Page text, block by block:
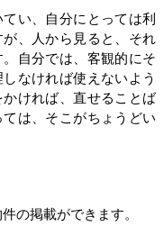
い、自分にとっては利
、人から見ると、それ
自分では、客観的にそ
なければ使えないよう
ければ、直せることば
は、そこがちょうどい
の掲載ができます。